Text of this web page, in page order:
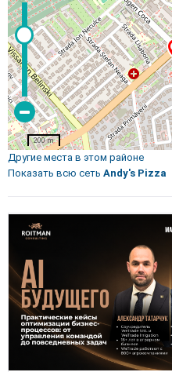
200 m
Другие места в этом районе
Показать всю сеть Andy's Pizza